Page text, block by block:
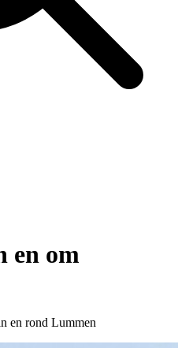
en om
en rond Lummen